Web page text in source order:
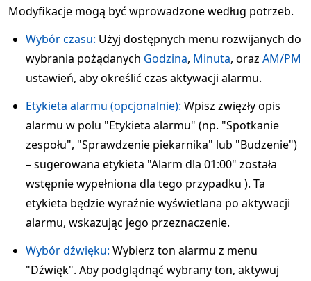
Modyfikacje mogą być wprowadzone według potrzeb.
Wybór czasu: Użyj dostępnych menu rozwijanych do
wybrania pożądanych Godzina, Minuta, oraz AM/PM
ustawień, aby określić czas aktywacji alarmu.
Etykieta alarmu (opcjonalnie): Wpisz zwięzły opis
alarmu w polu "Etykieta alarmu" (np. "Spotkanie
zespołu", "Sprawdzenie piekarnika" lub "Budzenie")
– sugerowana etykieta "Alarm dla 01:00" została
wstępnie wypełniona dla tego przypadku ). Ta
etykieta będzie wyraźnie wyświetlana po aktywacji
alarmu, wskazując jego przeznaczenie.
Wybór dźwięku: Wybierz ton alarmu z menu
"Dźwięk". Aby podglądnąć wybrany ton, aktywuj